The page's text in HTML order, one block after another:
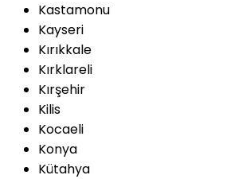
Kastamonu
Kayseri
Kırıkkale
Kırklareli
Kırşehir
Kilis
Kocaeli
Konya
Kütahya